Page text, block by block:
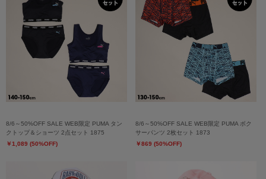
8/6～50%OFF SALE WEB限定 PUMA タン
クトップ＆ショーツ 2点セット 1875
￥1,089 (50%OFF)
8/6～50%OFF SALE WEB限定 PUMA ボク
サーパンツ 2枚セット 1873
￥869 (50%OFF)